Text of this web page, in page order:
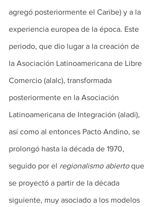
agregó posteriormente el Caribe) y a la
experiencia europea de la época. Este
periodo, que dio lugar a la creación de
la Asociación Latinoamericana de Libre
Comercio (alalc), transformada
posteriormente en la Asociación
Latinoamericana de Integración (aladi),
así como al entonces Pacto Andino, se
prolongó hasta la década de 1970,
seguido por el regionalismo abierto que
se proyectó a partir de la década
siguiente, muy asociado a los modelos